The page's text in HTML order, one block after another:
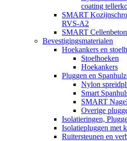
coating
SMART
RVS-A2
SMART
Bevestigingsmaterialen
Hoekankers en
Stoelhoeken
Hoekankers
Pluggen en
Nylon
Smart
SMART
Overige
Isolatieringen,
Isolatiepluggen met
Ruitersteunen en